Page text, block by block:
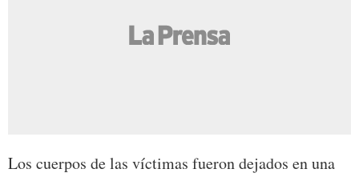
Los cuerpos de las víctimas fueron dejados en una